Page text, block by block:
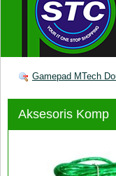
Gamepad MTech
Aksesoris Komp